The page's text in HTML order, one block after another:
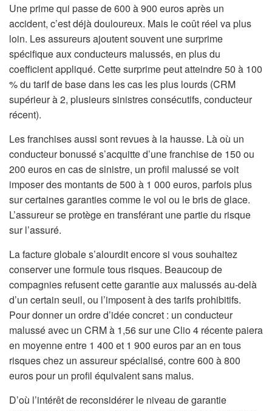
Une prime qui passe de 600 à 900 euros après un
accident, c’est déjà douloureux. Mais le coût réel va plus
loin. Les assureurs ajoutent souvent une surprime
spécifique aux conducteurs malussés, en plus du
coefficient appliqué. Cette surprime peut atteindre 50 à 100
% du tarif de base dans les cas les plus lourds (CRM
supérieur à 2, plusieurs sinistres consécutifs, conducteur
récent).
Les franchises aussi sont revues à la hausse. Là où un
conducteur bonussé s’acquitte d’une franchise de 150 ou
200 euros en cas de sinistre, un profil malussé se voit
imposer des montants de 500 à 1 000 euros, parfois plus
sur certaines garanties comme le vol ou le bris de glace.
L’assureur se protège en transférant une partie du risque
sur l’assuré.
La facture globale s’alourdit encore si vous souhaitez
conserver une formule tous risques. Beaucoup de
compagnies refusent cette garantie aux malussés au-delà
d’un certain seuil, ou l’imposent à des tarifs prohibitifs.
Pour donner un ordre d’idée concret : un conducteur
malussé avec un CRM à 1,56 sur une Clio 4 récente paiera
en moyenne entre 1 400 et 1 900 euros par an en tous
risques chez un assureur spécialisé, contre 600 à 800
euros pour un profil équivalent sans malus.
D’où l’intérêt de reconsidérer le niveau de garantie